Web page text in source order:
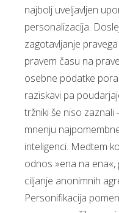
najbolj uveljavljen
personalizacija.
zagotavljanje
pravem času na
osebne podatke
raziskavi pa
tržniki še niso
mnenju
inteligenci. Medtem
odnos »ena na
ciljanje anonimnih
Personifikacija